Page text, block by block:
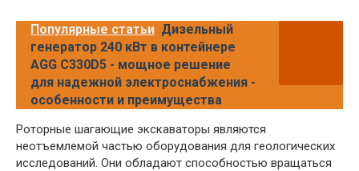
Популярные статьи Дизельный
генератор 240 кВт в контейнере
AGG C330D5 - мощное решение
для надежной электроснабжения -
особенности и преимущества
Роторные шагающие экскаваторы являются
неотъемлемой частью оборудования для геологических
исследований. Они обладают способностью вращаться